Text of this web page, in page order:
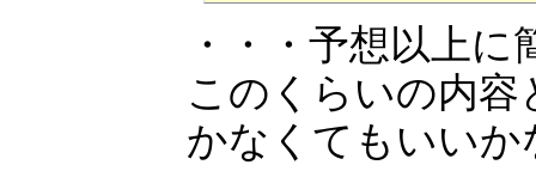
・・・予想以上
このくらいの内
かなくてもいいか